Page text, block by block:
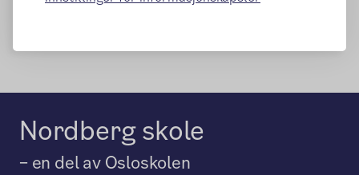
Nordberg skole
– en del av Osloskolen